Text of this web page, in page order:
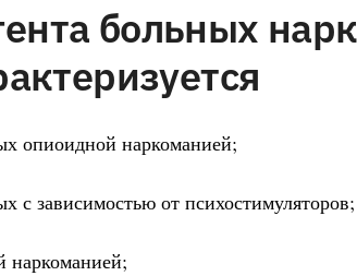
больных
опиоидной наркоманией;
с зависимостью от психостимуляторов;
наркоманией;